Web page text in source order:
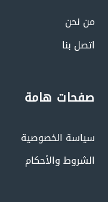
من نحن
اتصل بنا
صفحات هامة
سياسة الخصوصية
الشروط والأحكام